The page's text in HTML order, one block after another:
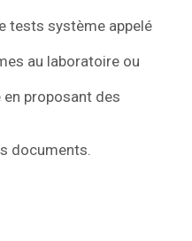
tests système appelé
au laboratoire ou
en proposant des
documents.